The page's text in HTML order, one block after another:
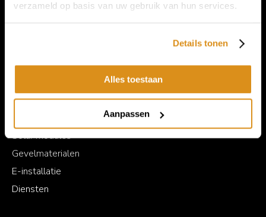
verzameld op basis van uw gebruik van hun services.
Details tonen
Alles toestaan
Aanpassen
Wordt een BIPV.world partner
Solar modules
Gevelmaterialen
E-installatie
Diensten